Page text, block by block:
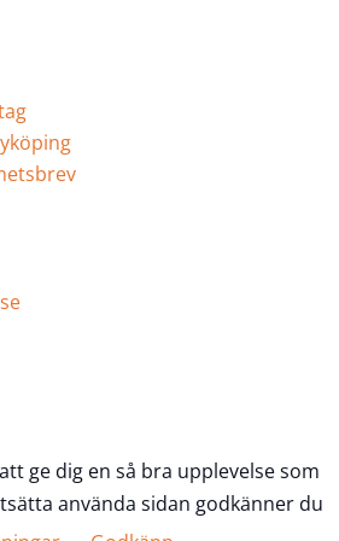
ge dig en så bra upplevelse som
använda sidan godkänner du